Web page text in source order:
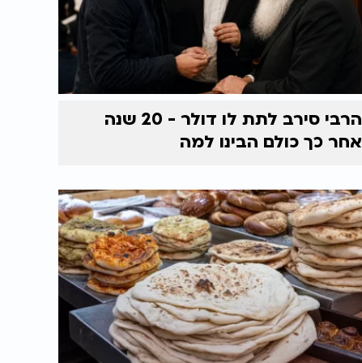
הרבי סירב לתת לו דולר - 20 שנה
אחר כך כולם הבינו למה